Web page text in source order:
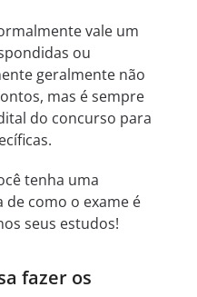
vale um
ou
geralmente não
mas é sempre
do concurso para
tenha uma
de como o exame é
seus estudos!
fazer os